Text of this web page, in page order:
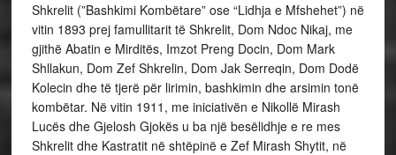
Shkrelit (”Bashkimi Kombëtare” ose “Lidhja e Mfshehet”) në
vitin 1893 prej famullitarit të Shkrelit, Dom Ndoc Nikaj, me
gjithë Abatin e Mirditës, Imzot Preng Docin, Dom Mark
Shllakun, Dom Zef Shkrelin, Dom Jak Serreqin, Dom Dodë
Kolecin dhe të tjerë për lirimin, bashkimin dhe arsimin tonë
kombëtar. Në vitin 1911, me iniciativën e Nikollë Mirash
Lucës dhe Gjelosh Gjokës u ba një besëlidhje e re mes
Shkrelit dhe Kastratit në shtëpinë e Zef Mirash Shytit, në